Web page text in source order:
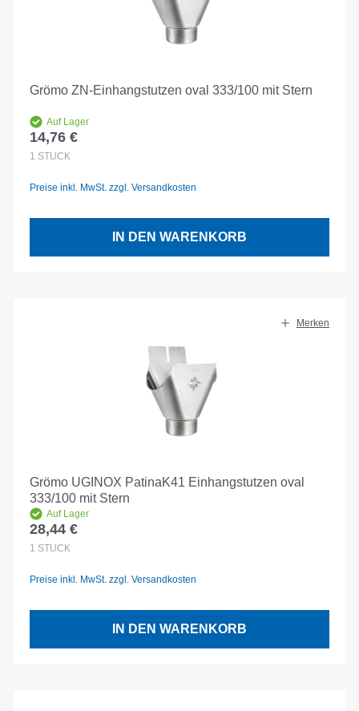
Grömo ZN-Einhangstutzen oval 333/100 mit Stern
Auf Lager
Regulärer Preis:
14,76 €
1 STÜCK
Preise inkl. MwSt. zzgl. Versandkosten
IN DEN WARENKORB
Merken
Grömo UGINOX PatinaK41 Einhangstutzen oval
333/100 mit Stern
Auf Lager
Regulärer Preis:
28,44 €
1 STÜCK
Preise inkl. MwSt. zzgl. Versandkosten
IN DEN WARENKORB